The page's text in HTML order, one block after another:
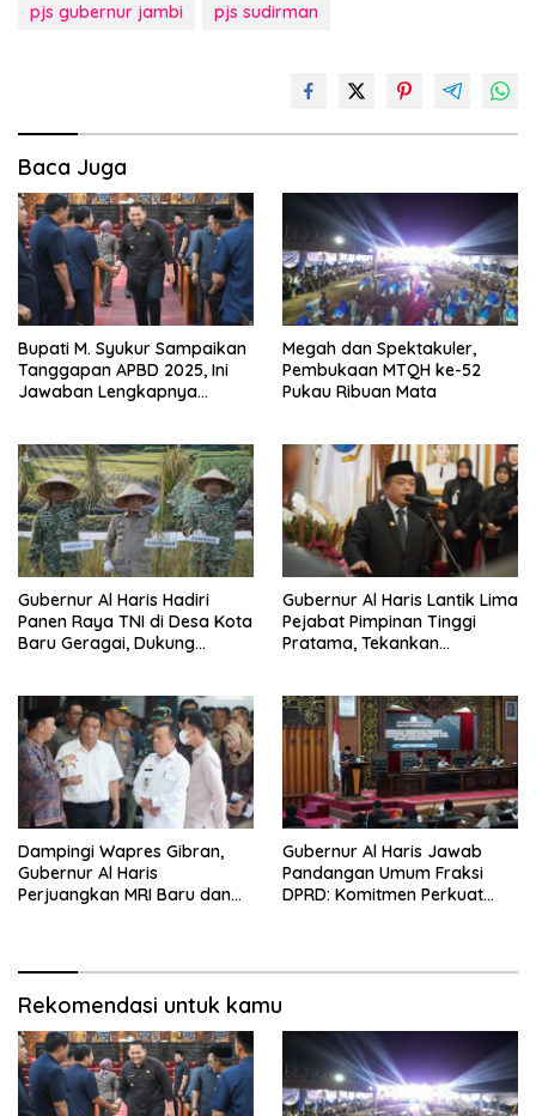
pjs gubernur jambi
pjs sudirman
Baca Juga
Bupati M. Syukur Sampaikan
Tanggapan APBD 2025, Ini
Jawaban Lengkapnya…
Megah dan Spektakuler,
Pembukaan MTQH ke-52
Pukau Ribuan Mata
Gubernur Al Haris Hadiri
Panen Raya TNI di Desa Kota
Baru Geragai, Dukung
Gubernur Al Haris Lantik Lima
Pejabat Pimpinan Tinggi
Pratama, Tekankan
Integritas
Dampingi Wapres Gibran,
Gubernur Al Haris
Perjuangkan MRI Baru dan
Gubernur Al Haris Jawab
Pandangan Umum Fraksi
DPRD: Komitmen Perkuat
Rekomendasi untuk kamu